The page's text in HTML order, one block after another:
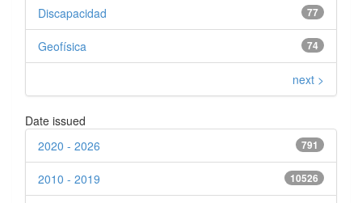
77
Discapacidad
74
Geofísica
next >
Date issued
791
2020 - 2026
10526
2010 - 2019